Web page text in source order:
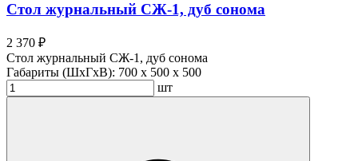
Стол журнальный СЖ-1, дуб сонома
2 370 ₽
Стол журнальный СЖ-1, дуб сонома
Габариты (ШхГхВ): 700 x 500 x 500
шт